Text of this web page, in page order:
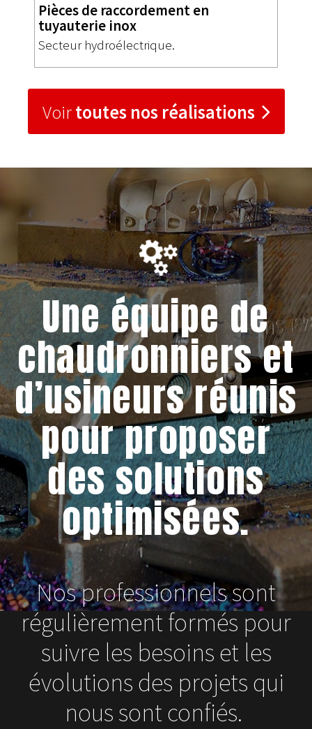
Pièces de raccordement en
tuyauterie inox
Secteur hydroélectrique.
Voirtoutes nos réalisations
Une équipe de
chaudronniers et
d’usineurs réunis
pour proposer
des solutions
optimisées.
Nos professionnels sont
régulièrement formés pour
suivre les besoins et les
évolutions des projets qui
nous sont confiés.